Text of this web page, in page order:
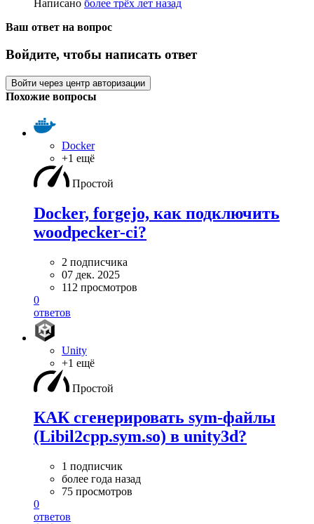
Написано более трёх лет назад
Ваш ответ на вопрос
Войдите, чтобы написать ответ
Войти через центр авторизации
Похожие вопросы
Docker
+1 ещё
Простой
Docker, forgejo, как подключить
woodpecker-ci?
2 подписчика
07 дек. 2025
112 просмотров
0
ответов
Unity
+1 ещё
Простой
КАК сгенерировать sym-файлы
(Libil2cpp.sym.so) в unity3d?
1 подписчик
более года назад
75 просмотров
0
ответов